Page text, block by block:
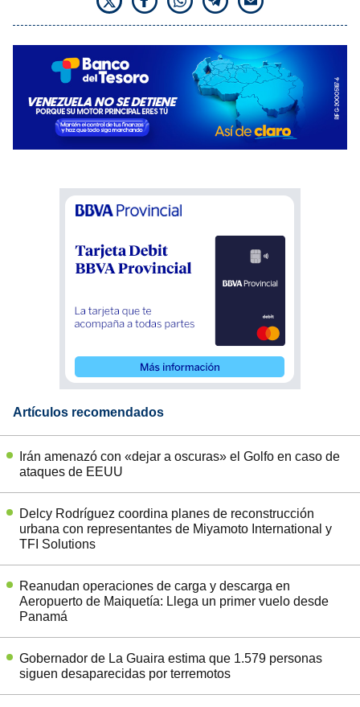
Artículos recomendados
Irán amenazó con «dejar a oscuras» el Golfo en caso de
ataques de EEUU
Delcy Rodríguez coordina planes de reconstrucción
urbana con representantes de Miyamoto International y
TFI Solutions
Reanudan operaciones de carga y descarga en
Aeropuerto de Maiquetía: Llega un primer vuelo desde
Panamá
Gobernador de La Guaira estima que 1.579 personas
siguen desaparecidas por terremotos